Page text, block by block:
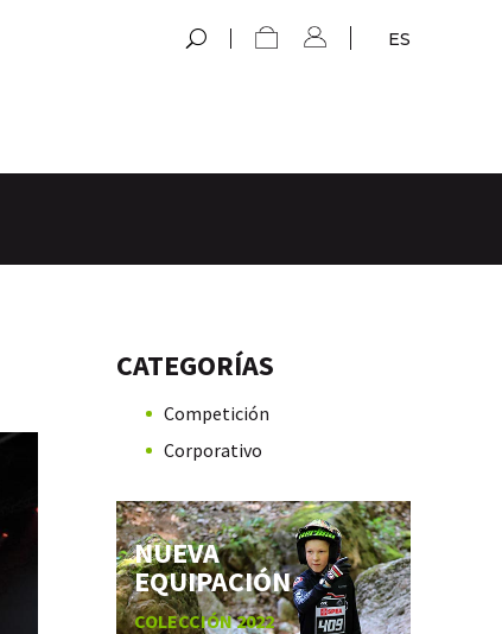
ES
CATEGORÍAS
Competición
Corporativo
NUEVA
EQUIPACIÓN
COLECCIÓN 2022